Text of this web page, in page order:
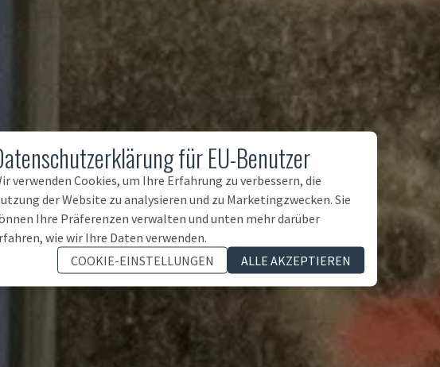
für EU-Benutzer
verwenden Cookies, um Ihre Erfahrung zu verbessern, die
der Website zu analysieren und zu Marketingzwecken. Sie
Ihre Präferenzen verwalten und unten mehr darüber
wie wir Ihre Daten verwenden.
COOKIE-EINSTELLUNGEN
ALLE AKZEPTIEREN